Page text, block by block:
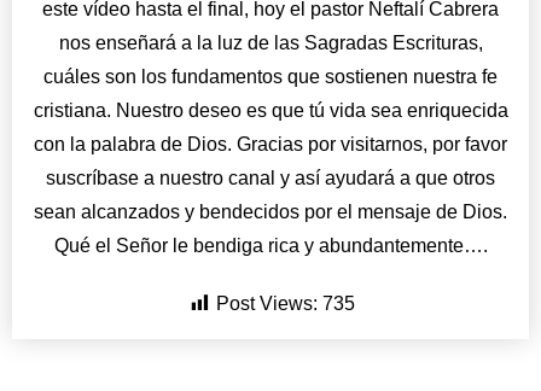
este vídeo hasta el final, hoy el pastor Neftalí Cabrera
nos enseñará a la luz de las Sagradas Escrituras,
cuáles son los fundamentos que sostienen nuestra fe
cristiana. Nuestro deseo es que tú vida sea enriquecida
con la palabra de Dios. Gracias por visitarnos, por favor
suscríbase a nuestro canal y así ayudará a que otros
sean alcanzados y bendecidos por el mensaje de Dios.
Qué el Señor le bendiga rica y abundantemente….
Post Views: 735